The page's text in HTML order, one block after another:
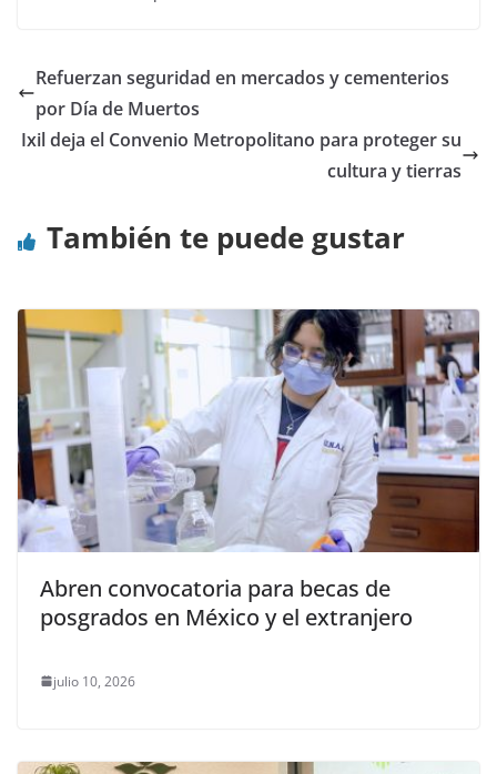
Refuerzan seguridad en mercados y cementerios
por Día de Muertos
Ixil deja el Convenio Metropolitano para proteger su
cultura y tierras
También te puede gustar
Abren convocatoria para becas de
posgrados en México y el extranjero
julio 10, 2026